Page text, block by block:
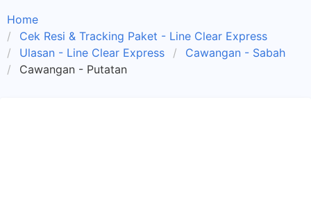
Home
Cek Resi & Tracking Paket - Line Clear Express
Ulasan - Line Clear Express
Cawangan - Sabah
Cawangan - Putatan